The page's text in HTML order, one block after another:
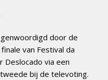
door de
van Festival da
Deslocado via een
bij de televoting.